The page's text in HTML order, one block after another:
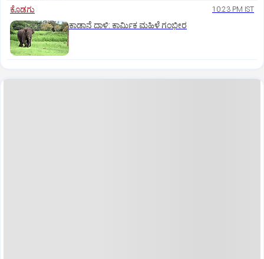
ಕೊಡಗು 10:23 PM IST
ಕಾಡಾನೆ ದಾಳಿ: ಕಾರ್ಮಿಕ ಮಹಿಳೆ ಗಂಭೀರ